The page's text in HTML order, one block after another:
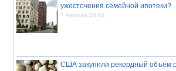
ужесточения семейной ипотеки?
7 Августа 15:04
США закупили рекордный объём